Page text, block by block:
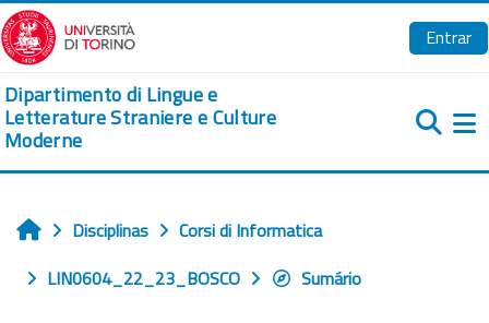
Ir para o conteúdo principal
Entrar
Dipartimento di Lingue e
Letterature Straniere e Culture
Moderne
Início
Disciplinas
Corsi di Informatica
LIN0604_22_23_BOSCO
Sumário